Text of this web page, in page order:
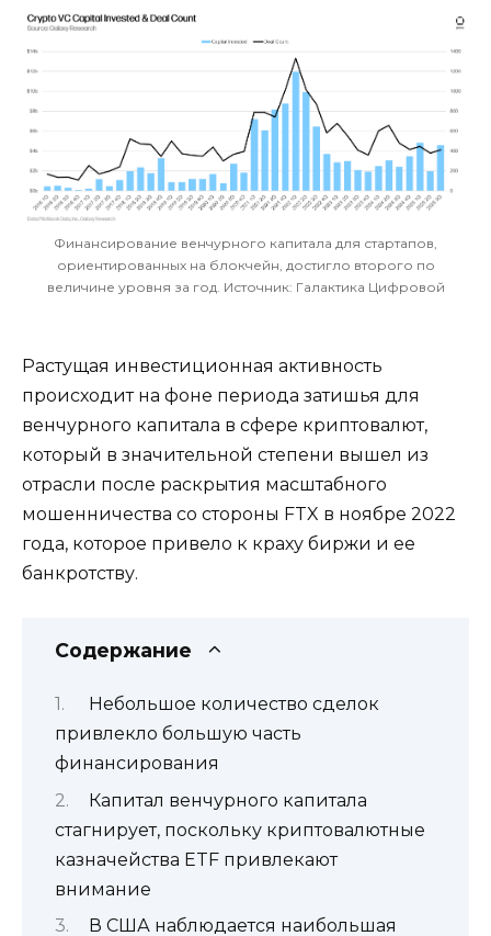
Финансирование венчурного капитала для стартапов,
ориентированных на блокчейн, достигло второго по
величине уровня за год. Источник: Галактика Цифровой
Растущая инвестиционная активность
происходит на фоне периода затишья для
венчурного капитала в сфере криптовалют,
который в значительной степени вышел из
отрасли после раскрытия масштабного
мошенничества со стороны FTX в ноябре 2022
года, которое привело к краху биржи и ее
банкротству.
Содержание
Небольшое количество сделок
привлекло большую часть
финансирования
Капитал венчурного капитала
стагнирует, поскольку криптовалютные
казначейства ETF привлекают
внимание
В США наблюдается наибольшая